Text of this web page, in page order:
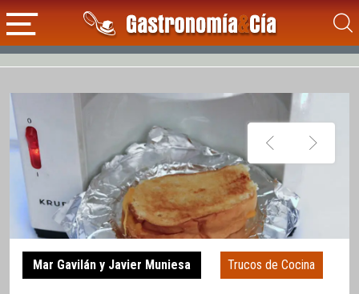
Mar Gavilán y Javier Muniesa Trucos de Cocina